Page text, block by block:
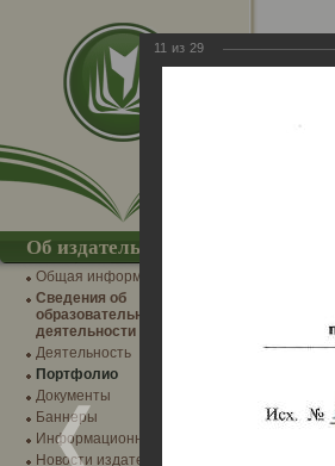
Об издательстве
Общая информация
Сведения об
образовательной
деятельности
Деятельность
Портфолио
Документы
Баннеры
Информационные партнеры
Новости издательства
11 из 29